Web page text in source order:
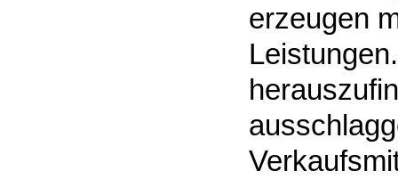
erzeugen